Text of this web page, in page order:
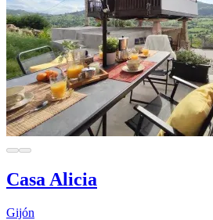
Casa Alicia
Gijón